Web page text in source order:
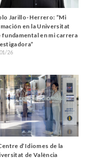
Jarillo-Herrero: “Mi
en la Universitat
fundamental en mi carrera
26
d’Idiomes de la
de València